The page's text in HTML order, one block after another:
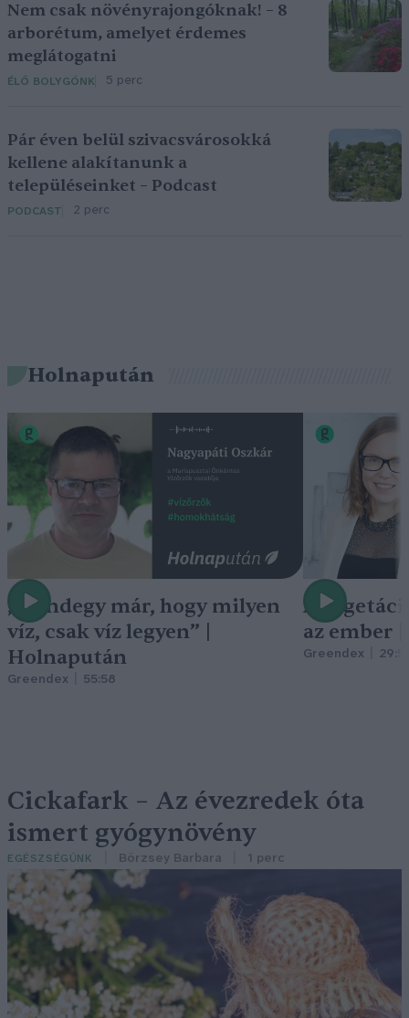
Nem csak növényrajongóknak! – 8
arborétum, amelyet érdemes
meglátogatni
ÉLŐ BOLYGÓNK 5 perc
Pár éven belül szivacsvárosokká
kellene alakítanunk a
településeinket – Podcast
PODCAST 2 perc
Holnapután
„Mindegy már, hogy milyen
víz, csak víz legyen” |
Holnapután
Greendex 55:58
A
az ember
Greendex
Cickafark – Az évezredek óta
ismert gyógynövény
EGÉSZSÉGÜNK Börzsey Barbara 1 perc